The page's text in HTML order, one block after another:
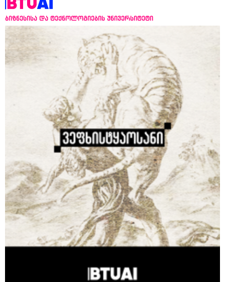
ბიზნესისა და ტექნოლოგიების უნივერსიტეტი